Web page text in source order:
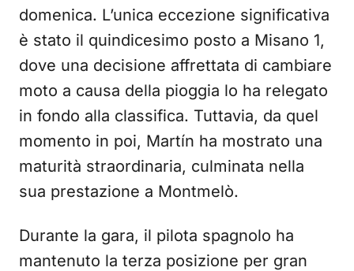
domenica. L’unica eccezione significativa
è stato il quindicesimo posto a Misano 1,
dove una decisione affrettata di cambiare
moto a causa della pioggia lo ha relegato
in fondo alla classifica. Tuttavia, da quel
momento in poi, Martín ha mostrato una
maturità straordinaria, culminata nella
sua prestazione a Montmelò.
Durante la gara, il pilota spagnolo ha
mantenuto la terza posizione per gran